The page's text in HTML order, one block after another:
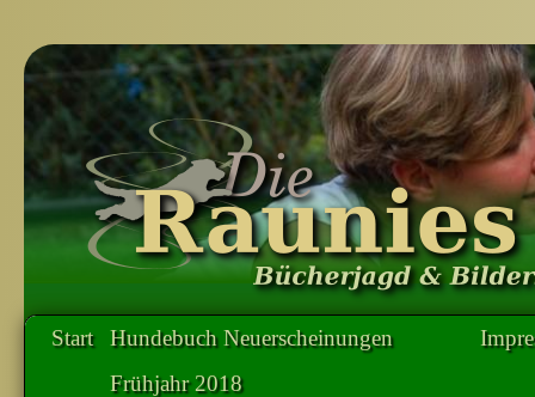
Start
Hundebuch Neuerscheinungen
Frühjahr 2018